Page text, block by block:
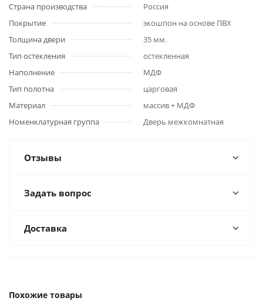
Страна производства
Россия
Покрытие
экошпон на основе ПВХ
Толщина двери
35 мм.
Тип остекления
остекленная
Наполнение
МДФ
Тип полотна
царговая
Материал
массив + МДФ
Номенклатурная группа
Дверь межкомнатная
Отзывы
Задать вопрос
Доставка
Похожие товары